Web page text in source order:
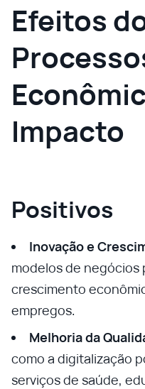
Efeitos
Impacto
Positivos
Inovação e
modelos de negócios
crescimento
empregos.
Melhoria da
como a digitalização
serviços de saúde,